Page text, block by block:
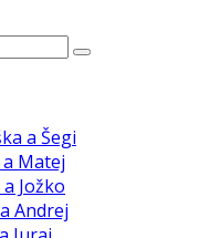
a Šegi
a Matej
Jožko
Andrej